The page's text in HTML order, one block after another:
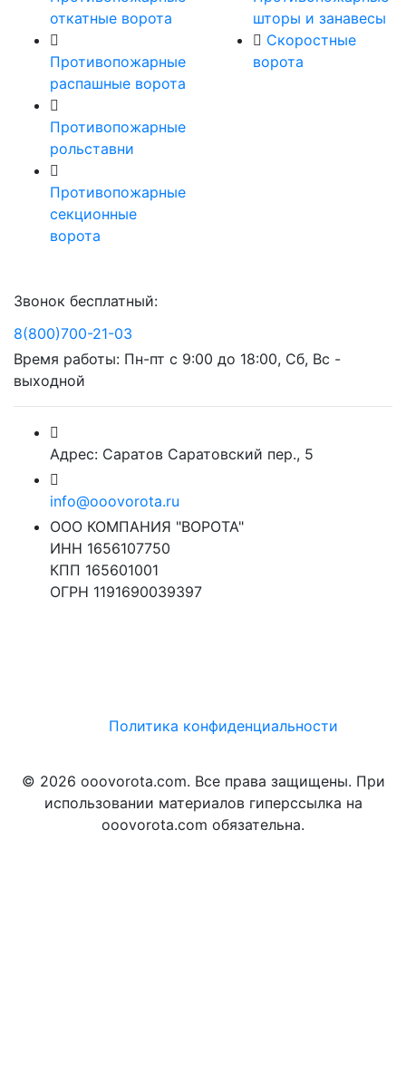
откатные ворота
Противопожарные
распашные ворота
Противопожарные
рольставни
Противопожарные
секционные
ворота
шторы и занавесы
Скоростные
ворота
Звонок бесплатный:
8(800)700-21-03
Время работы: Пн-пт с 9:00 до 18:00, Сб, Вс -
выходной
Адрес: Саратов Саратовский пер., 5
info@ooovorota.ru
ООО КОМПАНИЯ "ВОРОТА"
ИНН 1656107750
КПП 165601001
ОГРН 1191690039397
Политика конфиденциальности
© 2026 ooovorota.com. Все права защищены. При
использовании материалов гиперссылка на
ooovorota.com обязательна.